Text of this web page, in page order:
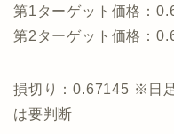
第1ターゲット価格：
第2ターゲット価格：
損切り：0.67145 ※日
は要判断